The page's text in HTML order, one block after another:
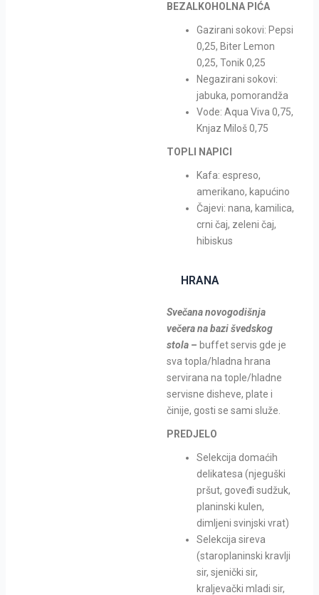
BEZALKOHOLNA PIĆA
Gazirani sokovi: Pepsi
0,25, Biter Lemon
0,25, Tonik 0,25
Negazirani sokovi:
jabuka, pomorandža
Vode: Aqua Viva 0,75,
Knjaz Miloš 0,75
TOPLI NAPICI
Kafa: espreso,
amerikano, kapućino
Čajevi: nana, kamilica,
crni čaj, zeleni čaj,
hibiskus
HRANA
Svečana novogodišnja
večera na bazi švedskog
stola – buffet servis gde je
sva topla/hladna hrana
servirana na tople/hladne
servisne disheve, plate i
činije, gosti se sami služe.
PREDJELO
Selekcija domaćih
delikatesa (njeguški
pršut, goveđi sudžuk,
planinski kulen,
dimljeni svinjski vrat)
Selekcija sireva
(staroplaninski kravlji
sir, sjenički sir,
kraljevački mladi sir,